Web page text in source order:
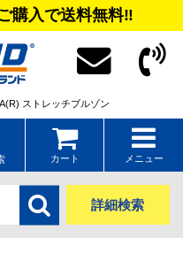
購入で送料無料‼
ストレッチブルゾン
カート メニュー
詳細検索